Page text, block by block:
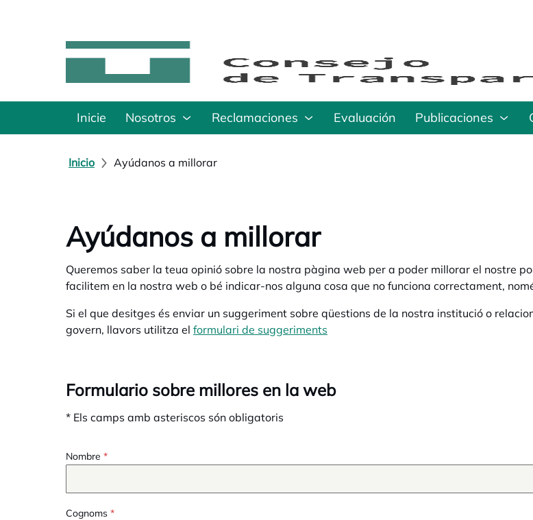
Inicie Nosotros Reclamaciones Evaluación Publicaciones
Inicio Ayúdanos a millorar
Ayúdanos a millorar
Queremos saber la teua opinió sobre la nostra pàgina web per a poder millorar el nostre
facilitem en la nostra web o bé indicar-nos alguna cosa que no funciona correctament,
Si el que desitges és enviar un suggeriment sobre qüestions de la nostra institució o
govern, llavors utilitza el formulari de suggeriments
Formulario sobre millores en la web
* Els camps amb asteriscos són obligatoris
Nombre *
Cognoms *